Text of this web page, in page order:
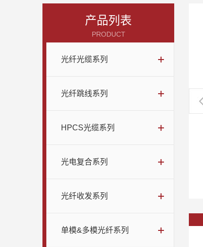
产品列表
PRODUCT
光纤光缆系列
光纤跳线系列
HPCS光缆系列
光电复合系列
光纤收发系列
单模&多模光纤系列